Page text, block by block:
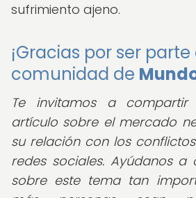
sufrimiento ajeno.
¡Gracias por ser
comunidad de
Te invitamos a compartir
artículo sobre el mercado
su relación con los
redes sociales. Ayúdanos a
sobre este tema tan